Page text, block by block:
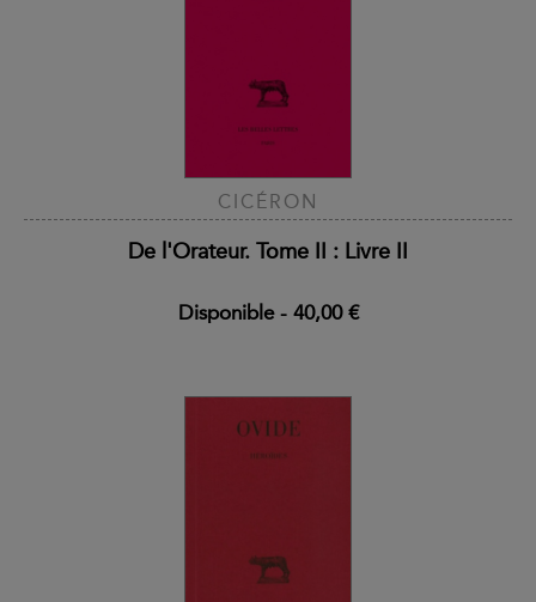
CICÉRON
De l'Orateur. Tome II : Livre II
Disponible- 40,00 €